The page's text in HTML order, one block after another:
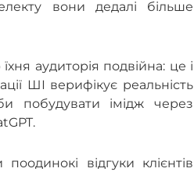
вони дедалі більше
аудиторія подвійна: це і
ШІ верифікує реальність
побудувати імідж через
відгуки клієнтів